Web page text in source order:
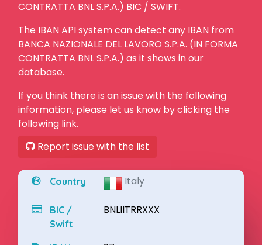
CONTRATTA BNL S.P.A.) BIC / SWIFT.
The IBAN API system can detect any IBAN from
BANCA NAZIONALE DEL LAVORO S.P.A. (IN FORMA
CONTRATTA BNL S.P.A.) as it shows in our
database.
If you think there is an issue with the following
information, please let us know by clicking the
following link.
Report issue with the list
Country Italy
BIC /
Swift
BNLIITRRXXX